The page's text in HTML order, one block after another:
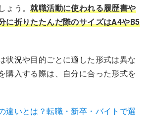
ょう。就職活動に使われる履歴書や
に折りたたんだ際のサイズはA4やB5
状況や目的ごとに適した形式は異な
購入する際は、自分に合った形式を
違いとは？転職・新卒・バイトで選